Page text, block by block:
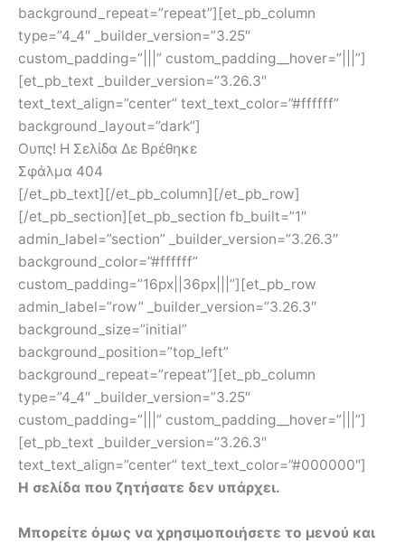
background_repeat=”repeat”][et_pb_column
type=”4_4″ _builder_version=”3.25″
custom_padding=”|||” custom_padding__hover=”|||”]
[et_pb_text _builder_version=”3.26.3″
text_text_align=”center” text_text_color=”#ffffff”
background_layout=”dark”]
Ουπς! Η Σελίδα Δε Βρέθηκε
Σφάλμα 404
[/et_pb_text][/et_pb_column][/et_pb_row]
[/et_pb_section][et_pb_section fb_built=”1″
admin_label=”section” _builder_version=”3.26.3″
background_color=”#ffffff”
custom_padding=”16px||36px|||”][et_pb_row
admin_label=”row” _builder_version=”3.26.3″
background_size=”initial”
background_position=”top_left”
background_repeat=”repeat”][et_pb_column
type=”4_4″ _builder_version=”3.25″
custom_padding=”|||” custom_padding__hover=”|||”]
[et_pb_text _builder_version=”3.26.3″
text_text_align=”center” text_text_color=”#000000″]
Η σελίδα που ζητήσατε δεν υπάρχει.
Μπορείτε όμως να χρησιμοποιήσετε το μενού και